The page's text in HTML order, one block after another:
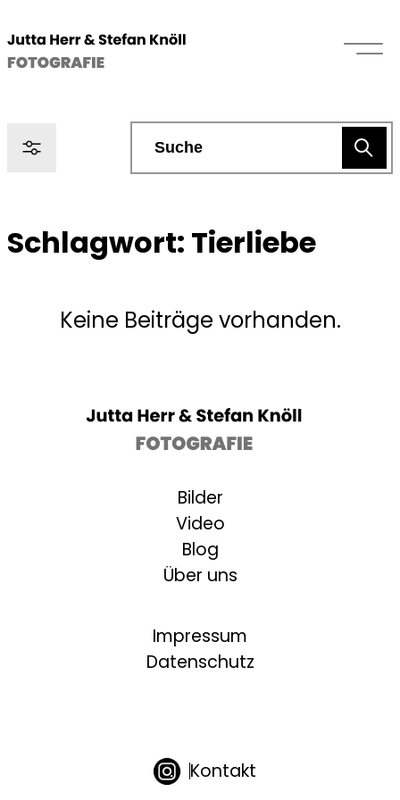
Schlagwort: Tierliebe
Keine Beiträge vorhanden.
Bilder
Video
Blog
Über uns
Impressum
Datenschutz
Kontakt